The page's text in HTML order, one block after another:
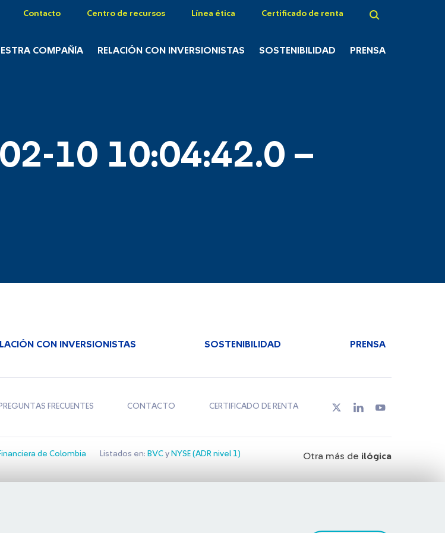
Contacto Centro de recursos Línea ética Certificado de renta
COMPAÑÍA RELACIÓN CON INVERSIONISTAS SOSTENIBILIDAD PRENSA
10 10:04:42.0 –
CON INVERSIONISTAS SOSTENIBILIDAD PRENSA
PREGUNTAS FRECUENTES CONTACTO CERTIFICADO DE RENTA
de Colombia Listados en: BVCy NYSE (ADR nivel 1) Otra más de ilógica